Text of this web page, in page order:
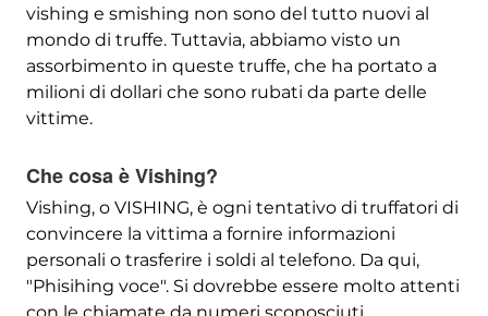
vishing e smishing non sono del tutto nuovi al
mondo di truffe. Tuttavia, abbiamo visto un
assorbimento in queste truffe, che ha portato a
milioni di dollari che sono rubati da parte delle
vittime.
Che cosa è Vishing?
Vishing, o VISHING, è ogni tentativo di truffatori di
convincere la vittima a fornire informazioni
personali o trasferire i soldi al telefono. Da qui,
"Phisihing voce". Si dovrebbe essere molto attenti